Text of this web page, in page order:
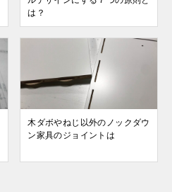
は？
木ダボやねじ以外のノックダウ
ン家具のジョイントは